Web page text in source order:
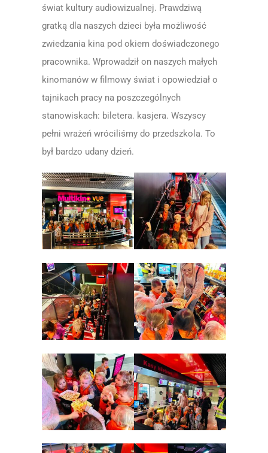
świat kultury audiowizualnej. Prawdziwą
gratką dla naszych dzieci była możliwość
zwiedzania kina pod okiem doświadczonego
pracownika. Wprowadził on naszych małych
kinomanów w filmowy świat i opowiedział o
tajnikach pracy na poszczególnych
stanowiskach: biletera. kasjera. Wszyscy
pełni wrażeń wróciliśmy do przedszkola. To
był bardzo udany dzień.